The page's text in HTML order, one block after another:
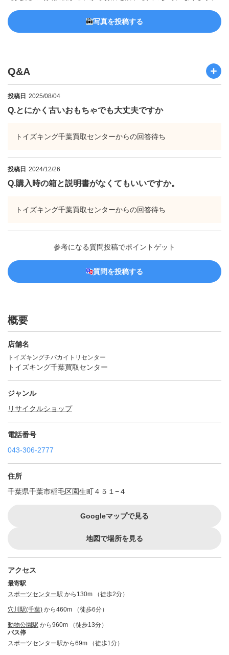
写真を投稿する
Q&A
投稿日 2025/08/04
Q.とにかく古いおもちゃでも大丈夫ですか
トイズキング千葉買取センターからの回答待ち
投稿日 2024/12/26
Q.購入時の箱と説明書がなくてもいいですか。
トイズキング千葉買取センターからの回答待ち
参考になる質問投稿でポイントゲット
質問を投稿する
概要
店舗名
トイズキングチバカイトリセンター
トイズキング千葉買取センター
ジャンル
リサイクルショップ
電話番号
043-306-2777
住所
千葉県千葉市稲毛区園生町４５１−４
Googleマップで見る
地図で場所を見る
アクセス
最寄駅
スポーツセンター駅 から130m （徒歩2分）
穴川駅(千葉) から460m （徒歩6分）
動物公園駅 から960m （徒歩13分）
バス停
スポーツセンター駅から69m （徒歩1分）